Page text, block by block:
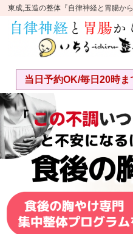
東成,玉造の整体『自律神経と胃腸か
当日予約OK/毎日20時ま